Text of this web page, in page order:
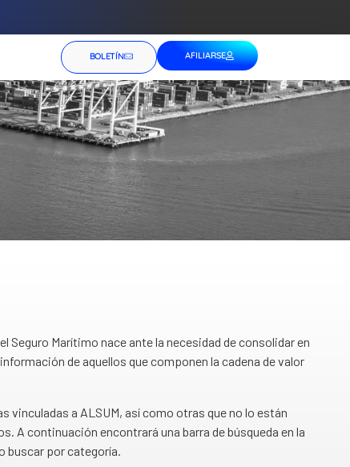
BOLETÍN AFILIARSE
Marítimo nace ante la necesidad de consolidar en
de aquellos que componen la cadena de valor
vinculadas a ALSUM, así como otras que no lo están
A continuación encontrará una barra de búsqueda en la
buscar por categoría.